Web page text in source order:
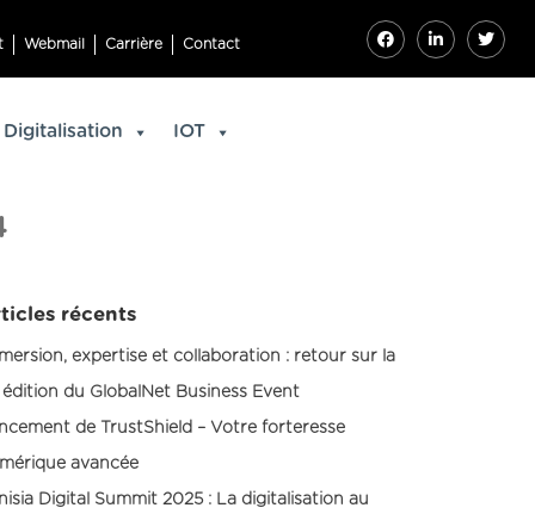
Webmail Carrière Contact
Digitalisation IOT
récents
expertise et collaboration : retour sur la
édition du GlobalNet Business Event
de TrustShield – Votre forteresse
avancée
Digital Summit 2025 : La digitalisation au